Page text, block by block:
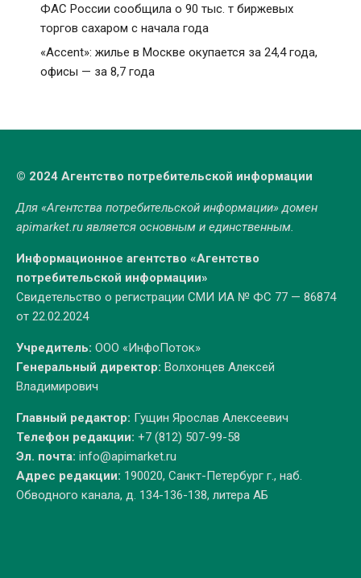
ФАС России сообщила о 90 тыс. т биржевых
торгов сахаром с начала года
«Accent»: жилье в Москве окупается за 24,4 года,
офисы — за 8,7 года
© 2024 Агентство потребительской информации
Для «Агентства потребительской информации» домен
apimarket.ru является основным и единственным.
Информационное агентство «Агентство
потребительской информации»
Свидетельство о регистрации СМИ ИА № ФС 77 — 86874
от 22.02.2024
Учредитель: ООО «ИнфоПоток»
Генеральный директор: Волхонцев Алексей
Владимирович
Главный редактор: Гущин Ярослав Алексеевич
Телефон редакции: +7 (812) 507-99-58
Эл. почта: info@apimarket.ru
Адрес редакции: 190020, Санкт-Петербург г., наб.
Обводного канала, д. 134-136-138, литера АБ